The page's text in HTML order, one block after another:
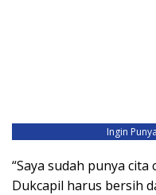
Ingin
“Saya sudah punya
Dukcapil harus bersih